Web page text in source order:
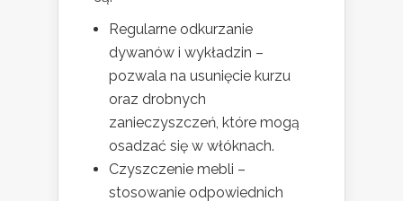
Regularne odkurzanie
dywanów i wykładzin –
pozwala na usunięcie kurzu
oraz drobnych
zanieczyszczeń, które mogą
osadzać się w włóknach.
Czyszczenie mebli –
stosowanie odpowiednich